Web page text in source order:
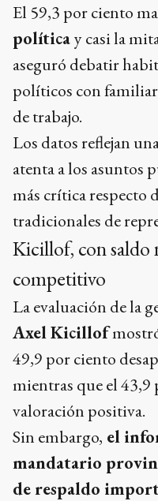
El 59,3 por ciento
políticay casi la
aseguró debatir
políticos con
de trabajo.
Los datos reflejan
atenta a los asuntos
más crítica respecto
tradicionales de
Kicillof, con saldo
competitivo
La evaluación de la
Axel Kicillof
49,9 por ciento
mientras que el 43,9
valoración positiva.
Sin embargo, el
mandatario
de respaldo